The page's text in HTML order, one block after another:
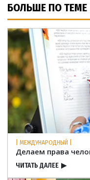
БОЛЬШЕ ПО ТЕМЕ
| МЕЖДУНАРОДНЫЙ |
Делаем права
ЧИТАТЬ ДАЛЕЕ ▶